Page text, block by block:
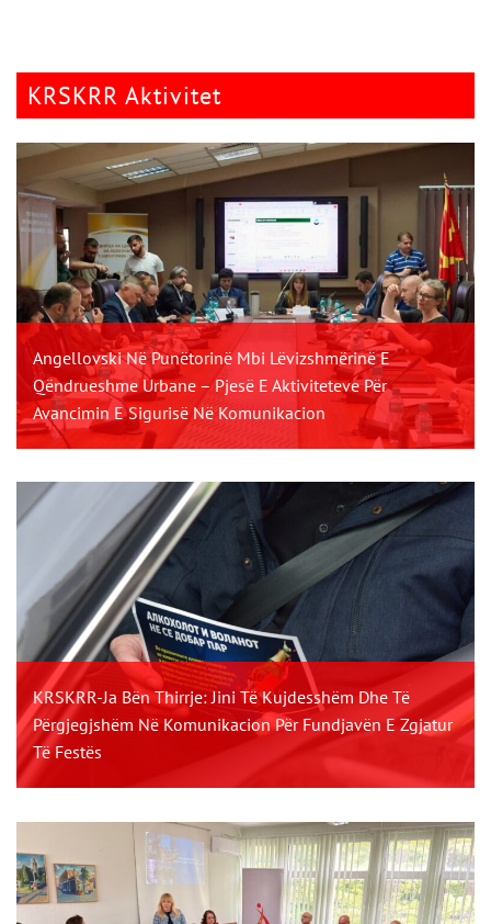
KRSKRR Aktivitet
Angellovski Në Punëtorinë Mbi Lëvizshmërinë E
Qëndrueshme Urbane – Pjesë E Aktiviteteve Për
Avancimin E Sigurisë Në Komunikacion
KRSKRR-Ja Bën Thirrje: Jini Të Kujdesshëm Dhe Të
Përgjegjshëm Në Komunikacion Për Fundjavën E Zgjatur
Të Festës